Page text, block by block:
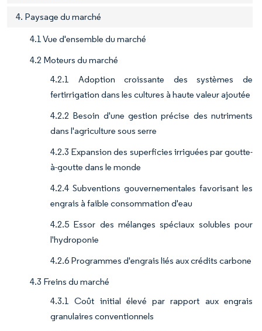
4. Paysage du marché
4.1 Vue d'ensemble du marché
4.2 Moteurs du marché
4.2.1 Adoption croissante des systèmes de
fertirrigation dans les cultures à haute valeur ajoutée
4.2.2 Besoin d'une gestion précise des nutriments
dans l'agriculture sous serre
4.2.3 Expansion des superficies irriguées par goutte-
à-goutte dans le monde
4.2.4 Subventions gouvernementales favorisant les
engrais à faible consommation d'eau
4.2.5 Essor des mélanges spéciaux solubles pour
l'hydroponie
4.2.6 Programmes d'engrais liés aux crédits carbone
4.3 Freins du marché
4.3.1 Coût initial élevé par rapport aux engrais
granulaires conventionnels